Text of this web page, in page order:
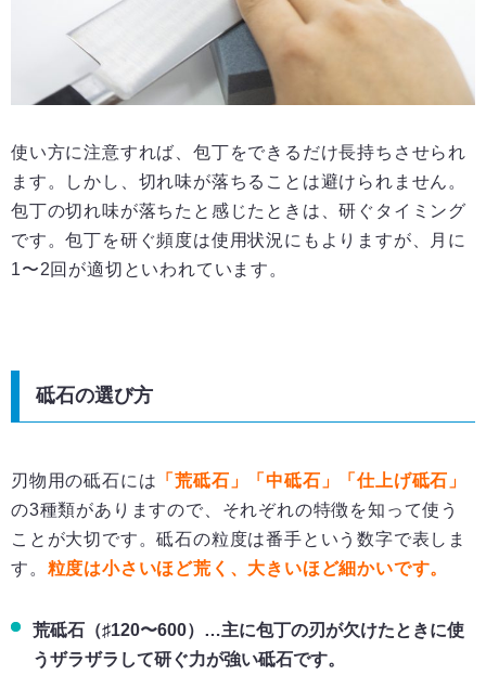
使い方に注意すれば、包丁をできるだけ長持ちさせられ
ます。しかし、切れ味が落ちることは避けられません。
包丁の切れ味が落ちたと感じたときは、研ぐタイミング
です。包丁を研ぐ頻度は使用状況にもよりますが、月に
1〜2回が適切といわれています。
砥石の選び方
刃物用の砥石には 「荒砥石」「中砥石」「仕上げ砥石」
の3種類がありますので、それぞれの特徴を知って使う
ことが大切です。砥石の粒度は番手という数字で表しま
す。 粒度は小さいほど荒く、大きいほど細かいです。
荒砥石（♯120〜600）…主に包丁の刃が欠けたときに使
うザラザラして研ぐ力が強い砥石です。